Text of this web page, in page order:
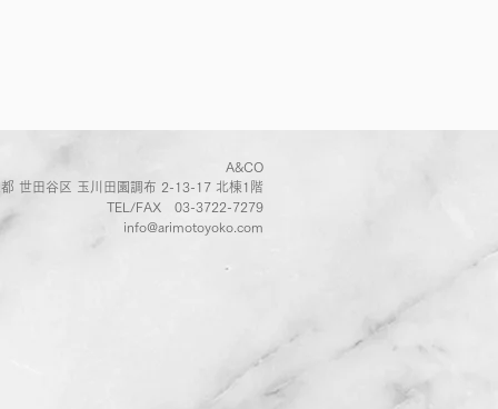
A&CO
世田谷区 玉川田園調布 2-13-17 北棟1階
TEL/FAX 03-3722-7279
info@arimotoyoko.com